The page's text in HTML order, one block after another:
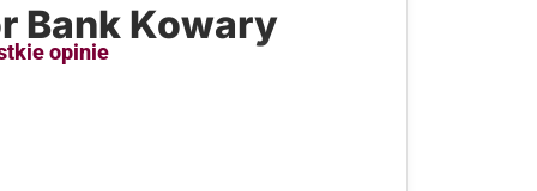
Bank Kowary
opinie